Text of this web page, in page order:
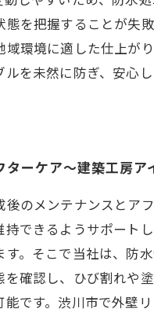
を把握することが
環境に適した仕上が
を未然に防ぎ、安心
ーケア～建築工房ア
のメンテナンスと
できるようサポート
。そこで当社は、
確認し、ひび割れ
です。渋川市で外壁